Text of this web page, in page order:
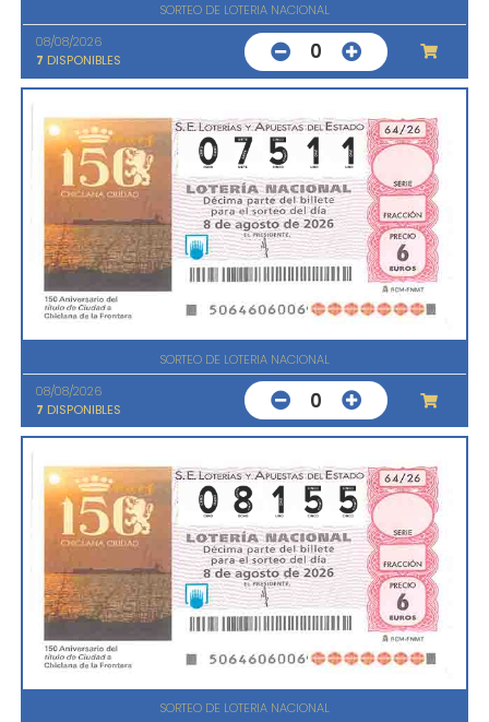
SORTEO DE LOTERIA NACIONAL
08/08/2026
7 DISPONIBLES 0
SORTEO DE LOTERIA NACIONAL
08/08/2026
7 DISPONIBLES 0
SORTEO DE LOTERIA NACIONAL